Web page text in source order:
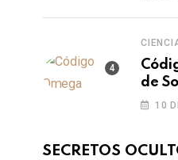
de
10
SECRETOS